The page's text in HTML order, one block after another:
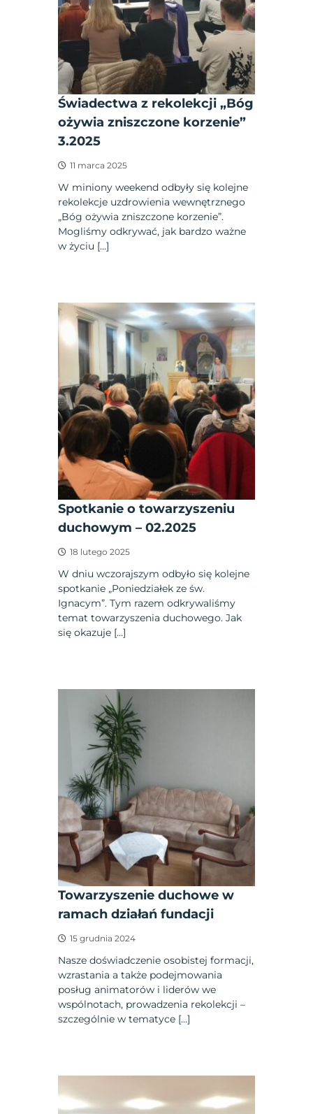
Świadectwa z rekolekcji „Bóg
ożywia zniszczone korzenie”
3.2025
11 marca 2025
W miniony weekend odbyły się kolejne
rekolekcje uzdrowienia wewnętrznego
„Bóg ożywia zniszczone korzenie”.
Mogliśmy odkrywać, jak bardzo ważne
w życiu […]
Spotkanie o towarzyszeniu
duchowym – 02.2025
18 lutego 2025
W dniu wczorajszym odbyło się kolejne
spotkanie „Poniedziałek ze św.
Ignacym”. Tym razem odkrywaliśmy
temat towarzyszenia duchowego. Jak
się okazuje […]
Towarzyszenie duchowe w
ramach działań fundacji
15 grudnia 2024
Nasze doświadczenie osobistej formacji,
wzrastania a także podejmowania
posług animatorów i liderów we
wspólnotach, prowadzenia rekolekcji –
szczególnie w tematyce […]